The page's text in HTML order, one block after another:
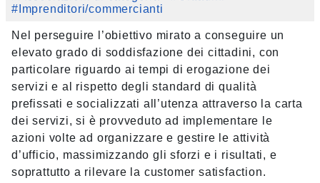
#Imprenditori/commercianti
Nel perseguire l’obiettivo mirato a conseguire un
elevato grado di soddisfazione dei cittadini, con
particolare riguardo ai tempi di erogazione dei
servizi e al rispetto degli standard di qualità
prefissati e socializzati all’utenza attraverso la carta
dei servizi, si è provveduto ad implementare le
azioni volte ad organizzare e gestire le attività
d’ufficio, massimizzando gli sforzi e i risultati, e
soprattutto a rilevare la customer satisfaction.